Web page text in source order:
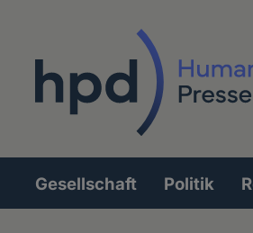
Hauptnavigation
Gesellschaft Politik